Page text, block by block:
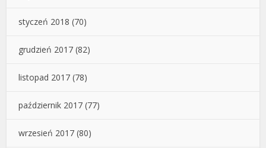
styczeń 2018 (70)
grudzień 2017 (82)
listopad 2017 (78)
październik 2017 (77)
wrzesień 2017 (80)